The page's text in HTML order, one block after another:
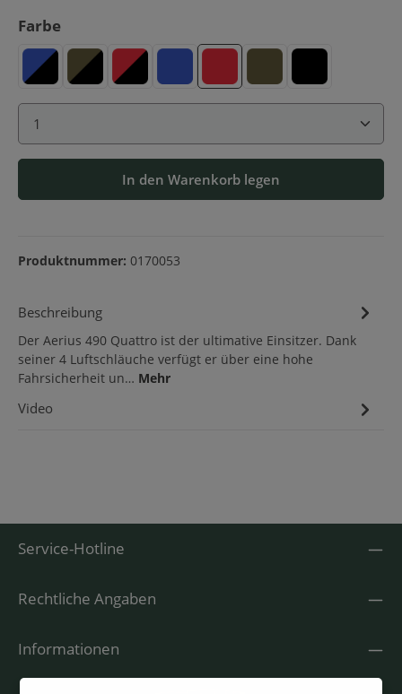
Farbeauswählen
Blau-SchwarzOliv-SchwarzRot-Schwarz
Blau Rot Oliv Schwarz
Produkt Anzahl: Gib den gewünschten Wert ein
In den Warenkorb legen
Produktnummer: 0170053
Beschreibung
Der Aerius 490 Quattro ist der ultimative Einsitzer. Dank
seiner 4 Luftschläuche verfügt er über eine hohe
Fahrsicherheit un… Mehr
Video
Service-Hotline
Rechtliche Angaben
Informationen